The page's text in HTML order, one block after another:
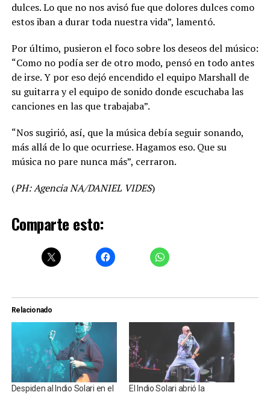
dulces. Lo que no nos avisó fue que dolores dulces como
estos iban a durar toda nuestra vida”, lamentó.
Por último, pusieron el foco sobre los deseos del músico:
“Como no podía ser de otro modo, pensó en todo antes
de irse. Y por eso dejó encendido el equipo Marshall de
su guitarra y el equipo de sonido donde escuchaba las
canciones en las que trabajaba”.
“Nos sugirió, así, que la música debía seguir sonando,
más allá de lo que ocurriese. Hagamos eso. Que su
música no pare nunca más”, cerraron.
(PH: Agencia NA/DANIEL VIDES)
Comparte esto:
Relacionado
Despiden al Indio Solari en el
El Indio Solari abrió la